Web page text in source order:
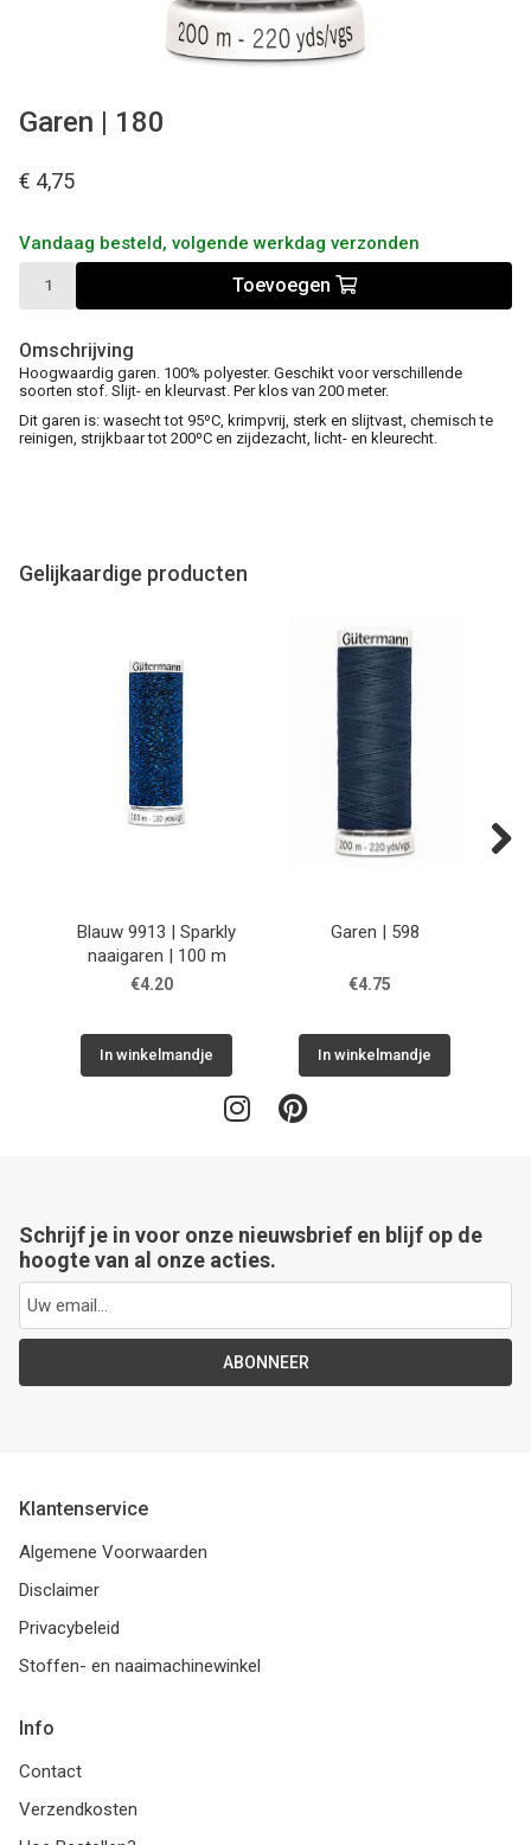
Garen | 180
€ 4,75
Vandaag besteld, volgende werkdag verzonden
Toevoegen
Omschrijving
Hoogwaardig garen. 100% polyester. Geschikt voor verschillende
soorten stof. Slijt- en kleurvast. Per klos van 200 meter.
Dit garen is: wasecht tot 95ºC, krimpvrij, sterk en slijtvast, chemisch te
reinigen, strijkbaar tot 200ºC en zijdezacht, licht- en kleurecht.
Gelijkaardige producten
Blauw 9913 | Sparkly
naaigaren | 100 m
€4.20
In winkelmandje
Garen | 598
€4.75
In winkelmandje
Schrijf je in voor onze nieuwsbrief en blijf op de
hoogte van al onze acties.
ABONNEER
Klantenservice
Algemene Voorwaarden
Disclaimer
Privacybeleid
Stoffen- en naaimachinewinkel
Info
Contact
Verzendkosten